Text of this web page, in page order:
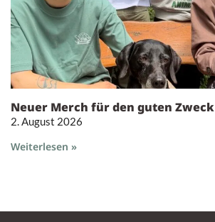
Neuer Merch für den guten Zweck
2. August 2026
Weiterlesen »